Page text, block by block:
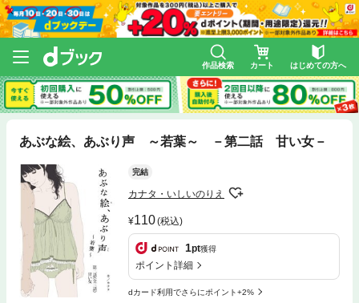
作品検索 カート はじめての方へ
あぶな絵、あぶり声 ～若葉～ －第二話 甘い女－
完結
カナタ・いしいのりえ
110(税込)
1pt獲得
ポイント詳細
dカード利用でさらにポイント+2%